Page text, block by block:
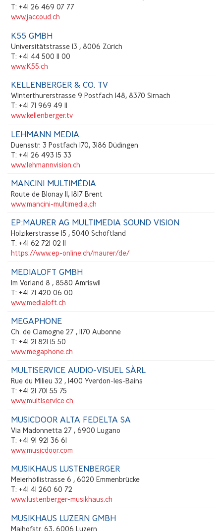
T: +41 26 469 07 77
www.jaccoud.ch
K55 GMBH
Universitätstrasse 13 , 8006 Zürich
T: +41 44 500 11 00
www.K55.ch
KELLENBERGER & CO. TV
Winterthurerstrasse 9 Postfach 148, 8370 Sirnach
T: +41 71 969 49 11
www.kellenberger.tv
LEHMANN MEDIA
Duensstr. 3 Postfach 170, 3186 Düdingen
T: +41 26 493 15 33
www.lehmannvision.ch
MANCINI MULTIMÉDIA
Route de Blonay 11, 1817 Brent
www.mancini-multimedia.ch
EP:MAURER AG MULTIMEDIA SOUND VISION
Holzikerstrasse 15 , 5040 Schöftland
T: +41 62 721 02 11
https://www.ep-online.ch/maurer/de/
MEDIALOFT GMBH
Im Vorland 8 , 8580 Amriswil
T: +41 71 420 06 00
www.medialoft.ch
MEGAPHONE
Ch. de Clamogne 27 , 1170 Aubonne
T: +41 21 821 15 50
www.megaphone.ch
MULTISERVICE AUDIO-VISUEL SÀRL
Rue du Milieu 32 , 1400 Yverdon-les-Bains
T: +41 21 701 55 75
www.multiservice.ch
MUSICDOOR ALTA FEDELTA SA
Via Madonnetta 27 , 6900 Lugano
T: +41 91 921 36 61
www.musicdoor.com
MUSIKHAUS LUSTENBERGER
Meierhöflistrasse 6 , 6020 Emmenbrücke
T: +41 41 260 60 72
www.lustenberger-musikhaus.ch
MUSIKHAUS LUZERN GMBH
Maihofstr. 63, 6006 Luzern